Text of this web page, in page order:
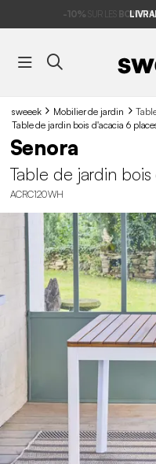
-10% SUR LES BONS
sweeek Mobilier de jardin
Table de jardin bois d'acacia 6
Senora
Table de jardin
ACRC120WH